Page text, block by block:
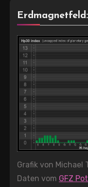
Grafik von Michael
Daten vom GFZ